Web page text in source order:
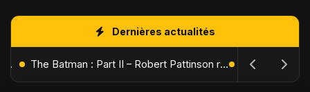
Dernières actualités
L'Âge de Glace : Le Réveil du Volcan – Manny, Sid et Diego de retour pour une aventure explosive The Batman : Part II – Robert Pattinson replonge dans les ténèbres de Gotham dès octobre 2027